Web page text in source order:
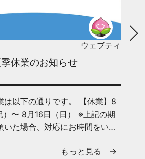
ウェブティ
休業のお知らせ
は以下の通りです。 【休業】8
）〜 8月16日（日） ※上記の期
いた場合、対応にお時間をいた
もっと見る →